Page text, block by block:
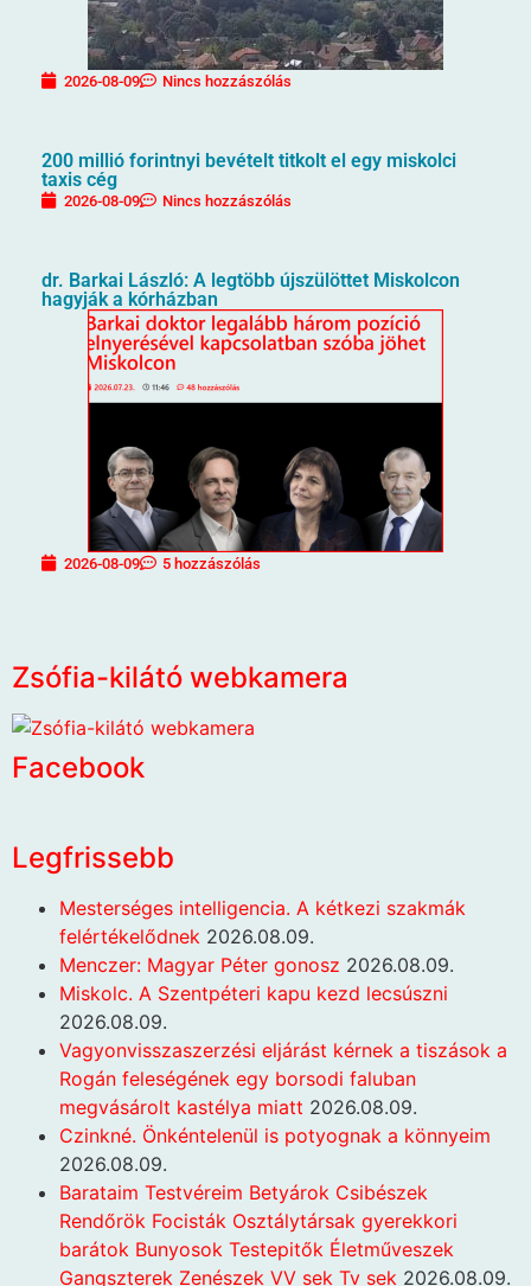
2026-08-09 Nincs hozzászólás
200 millió forintnyi bevételt titkolt el egy miskolci
taxis cég
2026-08-09 Nincs hozzászólás
dr. Barkai László: A legtöbb újszülöttet Miskolcon
hagyják a kórházban
2026-08-09 5 hozzászólás
Zsófia-kilátó webkamera
Facebook
Legfrissebb
Mesterséges intelligencia. A kétkezi szakmák
felértékelődnek 2026.08.09.
Menczer: Magyar Péter gonosz 2026.08.09.
Miskolc. A Szentpéteri kapu kezd lecsúszni
2026.08.09.
Vagyonvisszaszerzési eljárást kérnek a tiszások a
Rogán feleségének egy borsodi faluban
megvásárolt kastélya miatt 2026.08.09.
Czinkné. Önkéntelenül is potyognak a könnyeim
2026.08.09.
Barataim Testvéreim Betyárok Csibészek
Rendőrök Focisták Osztálytársak gyerekkori
barátok Bunyosok Testepitők Életműveszek
Gangszterek Zenészek VV sek Tv sek 2026.08.09.